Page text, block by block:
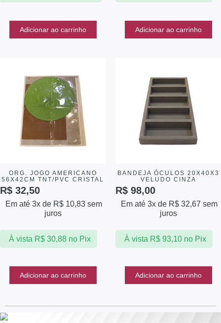
Adicionar ao carrinho Adicionar ao carrinho
ORG. JOGO AMERICANO
56X42CM TNT/PVC CRISTAL
R$ 32,50
Em até 3x de R$ 10,83 sem
juros
À vista R$30,88 no Pix
Adicionar ao carrinho
BANDEJA ÓCULOS 20X40X3
VELUDO CINZA
R$ 98,00
Em até 3x de R$ 32,67 sem
juros
À vista R$93,10 no Pix
Adicionar ao carrinho